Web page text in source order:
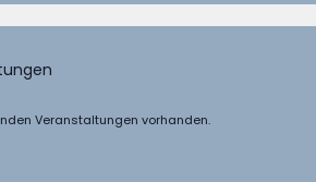
Veranstaltungen vorhanden.